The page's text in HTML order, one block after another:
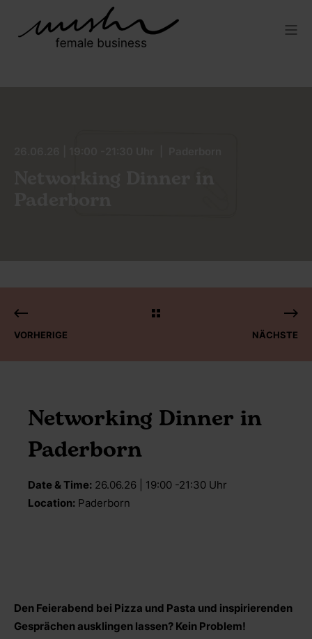
VORHERIGE NÄCHSTE
Networking Dinner in
Paderborn
Date & Time: 26.06.26 | 19:00 -21:30 Uhr
Location: Paderborn
Den Feierabend bei Pizza und Pasta und inspirierenden
Gesprächen ausklingen lassen? Kein Problem!